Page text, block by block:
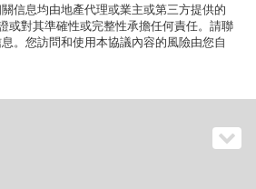
信息均由地產代理或業主或第三方提供的
或對其準確性或完整性承擔任何責任。請聯
。您訪問和使用本協議內容的風險由您自